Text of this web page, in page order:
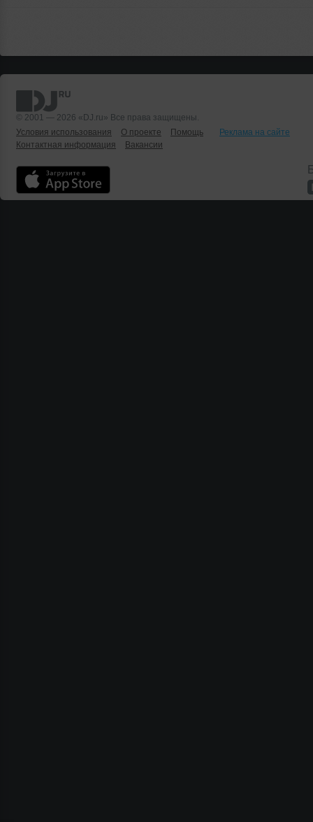
© 2001 — 2026 «DJ.ru» Все права защищены.
Условия использования
О проекте Помощь
Реклама на сайте
Контактная информация
Вакансии